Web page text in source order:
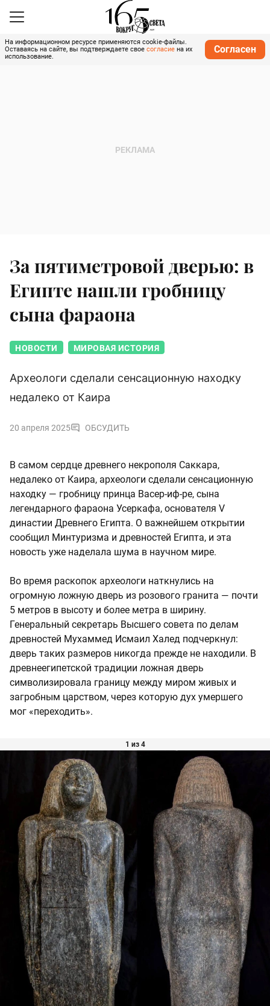
На информационном ресурсе применяются cookie-файлы.
Оставаясь на сайте, вы подтверждаете свое согласие на их
использование.
Согласен
За пятиметровой дверью: в
Египте нашли гробницу
сына фараона
НОВОСТИ МИРОВАЯ ИСТОРИЯ
Археологи сделали сенсационную находку
недалеко от Каира
20 апреля 2025 ОБСУДИТЬ
В самом сердце древнего некрополя Саккара,
недалеко от Каира, археологи сделали сенсационную
находку — гробницу принца Васер-иф-ре, сына
легендарного фараона Усеркафа, основателя V
династии Древнего Египта. О важнейшем открытии
сообщил Минтуризма и древностей Египта, и эта
новость уже наделала шума в научном мире.
Во время раскопок археологи наткнулись на
огромную ложную дверь из розового гранита — почти
5 метров в высоту и более метра в ширину.
Генеральный секретарь Высшего совета по делам
древностей Мухаммед Исмаил Халед подчеркнул:
дверь таких размеров никогда прежде не находили. В
древнеегипетской традиции ложная дверь
символизировала границу между миром живых и
загробным царством, через которую дух умершего
мог «переходить».
1 из 4